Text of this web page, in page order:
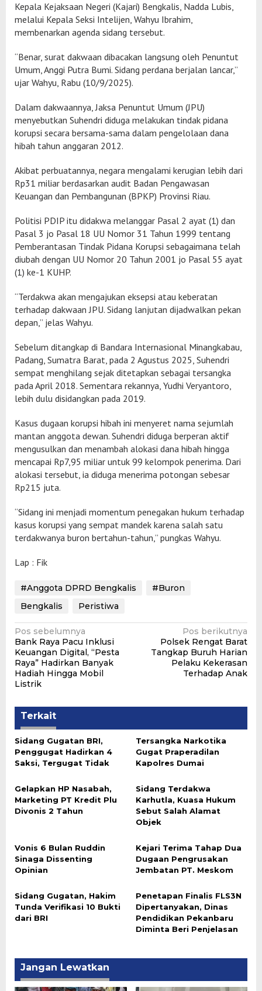
Kepala Kejaksaan Negeri (Kajari) Bengkalis, Nadda Lubis,
melalui Kepala Seksi Intelijen, Wahyu Ibrahim,
membenarkan agenda sidang tersebut.
“Benar, surat dakwaan dibacakan langsung oleh Penuntut
Umum, Anggi Putra Bumi. Sidang perdana berjalan lancar,”
ujar Wahyu, Rabu (10/9/2025).
Dalam dakwaannya, Jaksa Penuntut Umum (JPU)
menyebutkan Suhendri diduga melakukan tindak pidana
korupsi secara bersama-sama dalam pengelolaan dana
hibah tahun anggaran 2012.
Akibat perbuatannya, negara mengalami kerugian lebih dari
Rp31 miliar berdasarkan audit Badan Pengawasan
Keuangan dan Pembangunan (BPKP) Provinsi Riau.
Politisi PDIP itu didakwa melanggar Pasal 2 ayat (1) dan
Pasal 3 jo Pasal 18 UU Nomor 31 Tahun 1999 tentang
Pemberantasan Tindak Pidana Korupsi sebagaimana telah
diubah dengan UU Nomor 20 Tahun 2001 jo Pasal 55 ayat
(1) ke-1 KUHP.
“Terdakwa akan mengajukan eksepsi atau keberatan
terhadap dakwaan JPU. Sidang lanjutan dijadwalkan pekan
depan,” jelas Wahyu.
Sebelum ditangkap di Bandara Internasional Minangkabau,
Padang, Sumatra Barat, pada 2 Agustus 2025, Suhendri
sempat menghilang sejak ditetapkan sebagai tersangka
pada April 2018. Sementara rekannya, Yudhi Veryantoro,
lebih dulu disidangkan pada 2019.
Kasus dugaan korupsi hibah ini menyeret nama sejumlah
mantan anggota dewan. Suhendri diduga berperan aktif
mengusulkan dan menambah alokasi dana hibah hingga
mencapai Rp7,95 miliar untuk 99 kelompok penerima. Dari
alokasi tersebut, ia diduga menerima potongan sebesar
Rp215 juta.
“Sidang ini menjadi momentum penegakan hukum terhadap
kasus korupsi yang sempat mandek karena salah satu
terdakwanya buron bertahun-tahun,” pungkas Wahyu.
Lap : Fik
#Anggota DPRD Bengkalis
#Buron
Bengkalis
Peristiwa
Navigasi
pos
Pos sebelumnya
Bank Raya Pacu Inklusi
Keuangan Digital, “Pesta
Raya” Hadirkan Banyak
Hadiah Hingga Mobil
Listrik
Pos berikutnya
Polsek Rengat Barat
Tangkap Buruh Harian
Pelaku Kekerasan
Terhadap Anak
Terkait
Sidang Gugatan BRI,
Penggugat Hadirkan 4
Saksi, Tergugat Tidak
Tersangka Narkotika
Gugat Praperadilan
Kapolres Dumai
Gelapkan HP Nasabah,
Marketing PT Kredit Plu
Divonis 2 Tahun
Sidang Terdakwa
Karhutla, Kuasa Hukum
Sebut Salah Alamat
Objek
Vonis 6 Bulan Ruddin
Sinaga Dissenting
Opinian
Kejari Terima Tahap Dua
Dugaan Pengrusakan
Jembatan PT. Meskom
Sidang Gugatan, Hakim
Tunda Verifikasi 10 Bukti
dari BRI
Penetapan Finalis FLS3N
Dipertanyakan, Dinas
Pendidikan Pekanbaru
Diminta Beri Penjelasan
Jangan Lewatkan